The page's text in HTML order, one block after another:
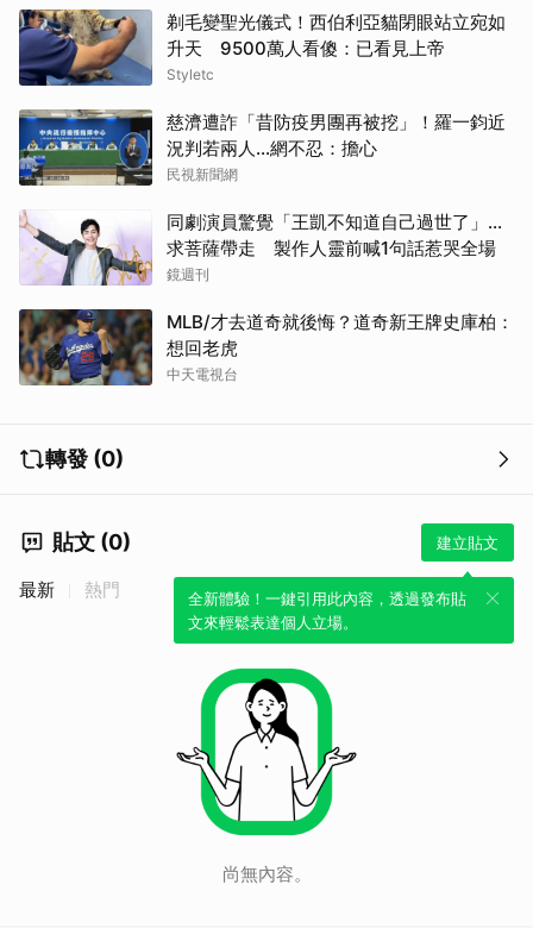
剃毛變聖光儀式！西伯利亞貓閉眼站立宛如
升天 9500萬人看傻：已看見上帝
Styletc
慈濟遭詐「昔防疫男團再被挖」！羅一鈞近
況判若兩人…網不忍：擔心
民視新聞網
同劇演員驚覺「王凱不知道自己過世了」...
求菩薩帶走 製作人靈前喊1句話惹哭全場
鏡週刊
MLB/才去道奇就後悔？道奇新王牌史庫柏：
想回老虎
中天電視台
轉發 (0)
貼文 (0) 建立貼文
全新體驗！一鍵引用此內容，透過發布貼
文來輕鬆表達個人立場。
最新 熱門
尚無內容。